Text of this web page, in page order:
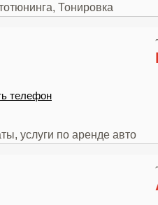
Тонировка
телефон
услуги по аренде авто